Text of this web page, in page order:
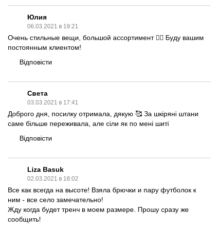
Юлия
06.03.2021 в 19:21
Очень стильные вещи, большой ассортимент 👍🏻 Буду вашим
постоянным клиентом!
Відповісти
Света
03.03.2021 в 17:41
Доброго дня, посилку отримала, дякую 🥰 За шкіряні штани
саме більше переживала, але сіли як по мені шиті
Відповісти
Liza Basuk
02.03.2021 в 18:02
Все как всегда на высоте! Взяла брючки и пару футболок к
ним - все село замечательно!
Жду когда будет тренч в моем размере. Прошу сразу же
сообщить!